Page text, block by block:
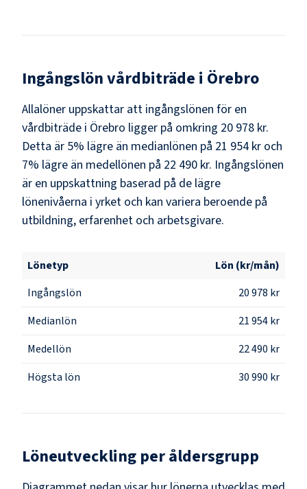
Ingångslönvårdbiträde i Örebro
Allalöner uppskattar att ingångslönen för en
vårdbiträde i Örebro ligger på omkring 20 978 kr.
Detta är 5% lägre än medianlönen på 21 954 kr och
7% lägre än medellönen på 22 490 kr. Ingångslönen
är en uppskattning baserad på de lägre
lönenivåerna i yrket och kan variera beroende på
utbildning, erfarenhet och arbetsgivare.
Lönetyp
Lön (kr/mån)
Ingångslön
20 978 kr
Medianlön
21 954 kr
Medellön
22 490 kr
Högsta lön
30 990 kr
Löneutveckling per åldersgrupp